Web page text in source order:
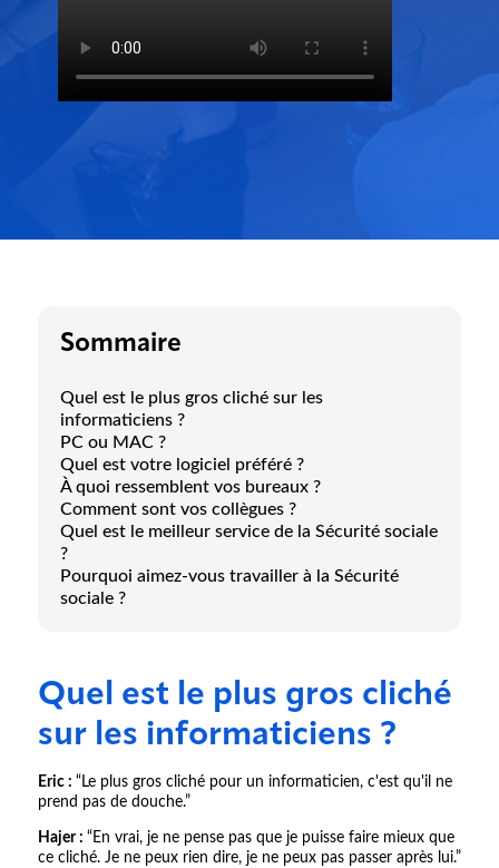
Sommaire
Quel est le plus gros cliché sur les
informaticiens ?
PC ou MAC ?
Quel est votre logiciel préféré ?
À quoi ressemblent vos bureaux ?
Comment sont vos collègues ?
Quel est le meilleur service de la Sécurité sociale
?
Pourquoi aimez-vous travailler à la Sécurité
sociale ?
Quel est le plus gros cliché
sur les informaticiens ?
Eric : “Le plus gros cliché pour un informaticien, c'est qu'il ne
prend pas de douche.”
Hajer : “En vrai, je ne pense pas que je puisse faire mieux que
ce cliché. Je ne peux rien dire, je ne peux pas passer après lui.”